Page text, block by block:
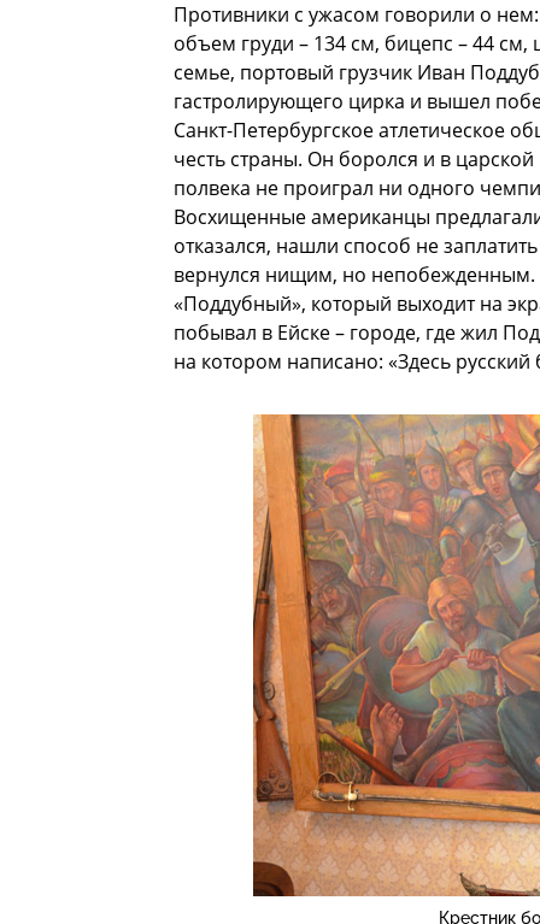
Противники с ужасом говорили о нем:
объем груди – 134 см, бицепс – 44
семье, портовый грузчик Иван
гастролирующего цирка и вышел
Санкт-Петербургское атлетическое
честь страны. Он боролся и в
полвека не проиграл ни одного
Восхищенные американцы
отказался, нашли способ не
вернулся нищим, но
«Поддубный», который выходит на
побывал в Ейске – городе, где жил
на котором написано: «Здесь русский
Крестник